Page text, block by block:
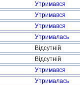
Утримався
Утримався
Утримався
Утрималась
Відсутній
Відсутній
Утримався
Утрималась